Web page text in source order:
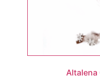
Altalena